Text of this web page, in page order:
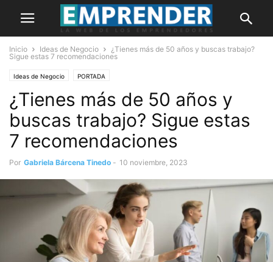
Inicio Ideas de Negocio
¿Tienes más de 50 años y buscas trabajo?
Sigue estas 7 recomendaciones
Ideas de Negocio PORTADA
¿Tienes más de 50 años y
buscas trabajo? Sigue estas
7 recomendaciones
Por Gabriela Bárcena Tinedo - 10 noviembre, 2023